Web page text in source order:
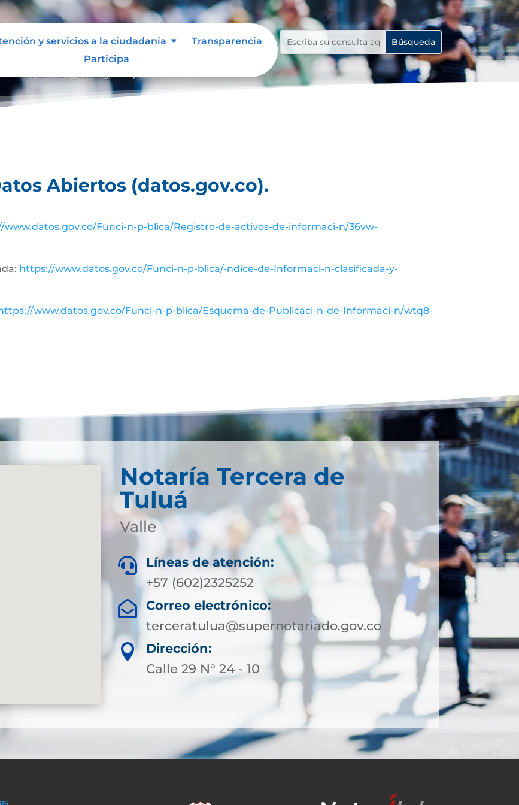
y servicios a la ciudadanía
Transparencia
Participa
Abiertos (datos.gov.co).
Abiertos (datos.gov.co).
www.datos.gov.co/Funci-n-p-blica/Registro-de-activos-de-informaci-n/36vw-
https://www.datos.gov.co/Funci-n-p-blica/-ndice-de-Informaci-n-clasificada-y-
www.datos.gov.co/Funci-n-p-blica/Esquema-de-Publicaci-n-de-Informaci-n/wtq8-
Notaría Tercera de
Tuluá
Valle

Líneas de atención:
+57 (602)2325252

Correo electrónico:
terceratulua@supernotariado.gov.co

Dirección:
Calle 29 N° 24 - 10